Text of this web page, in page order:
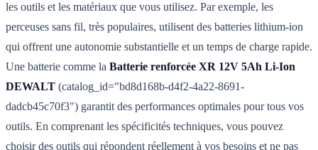
les outils et les matériaux que vous utilisez. Par exemple, les
perceuses sans fil, très populaires, utilisent des batteries lithium-ion
qui offrent une autonomie substantielle et un temps de charge rapide.
Une batterie comme la Batterie renforcée XR 12V 5Ah Li-Ion
DEWALT (catalog_id="bd8d168b-d4f2-4a22-8691-
dadcb45c70f3") garantit des performances optimales pour tous vos
outils. En comprenant les spécificités techniques, vous pouvez
choisir des outils qui répondent réellement à vos besoins et ne pas